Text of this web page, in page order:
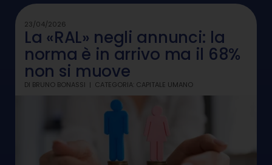
23/04/2026
La «RAL» negli annunci: la
norma è in arrivo ma il 68%
non si muove
DI BRUNO BONASSI CATEGORIA: CAPITALE UMANO